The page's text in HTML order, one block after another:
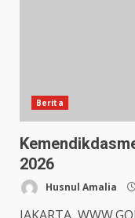
Berita
2026
Husnul Amalia